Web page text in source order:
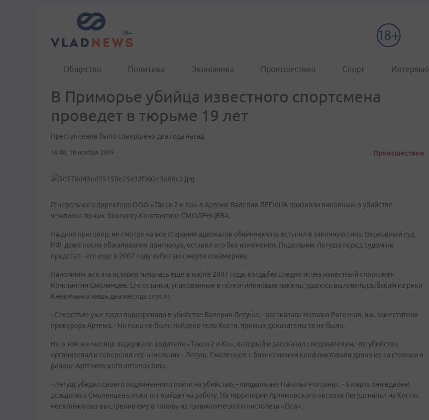
Общество Политика Экономика Происшествия Спорт Интервью
В Приморье убийца известного спортсмена
проведет в тюрьме 19 лет
Преступление было совершено два года назад
16:40, 10 ноября 2009 Происшествия
Генерального директора ООО «Такси 2 и Ко» в Артеме Валерия ЛЕГУША признали виновным в убийстве
чемпиона по кик-боксингу Константина СМОЛЕНЦЕВА.
На днях приговор, не смотря на все старания адвокатов обвиняемого, вступил в законную силу. Верховный суд
РФ, даже после обжалования приговора, оставил его без изменения. Подельник Легуша перед судом не
предстал - его еще в 2007 году избил до смерти сокамерник.
Напомним, вся эта история началась еще в марте 2007 года, когда бесследно исчез известный спортсмен
Константин Смоленцев. Его останки, упакованные в полиэтиленовые пакеты, удалось выловить рыбакам из реки
Кневичанка лишь два месяца спустя.
- Следствие уже тогда подозревало в убийстве Валерия Легуша, - рассказала Наталья Рогозная, и.о. заместителя
прокурора Артема. - Но пока не было найдено тело Кости, прямых доказательств не было.
Но в том же месяце задержали водителя «Такси 2 и Ко», который и рассказал следователям, что убийство
организовал и совершил его начальник - Легуш. Смоленцев с бизнесменом конфликтовали давно из-за стоянки в
районе Артемовского автовокзала.
- Легуш убедил своего подчиненного пойти на убийство, - продолжает Наталья Рогозная. - 6 марта они вдвоем
дождались Смоленцева, пока тот выйдет на работу. На территории Артемовского лесхоза Легуш напал на Костю,
несколько раз выстрелив ему в голову из травматического пистолета «Оса».